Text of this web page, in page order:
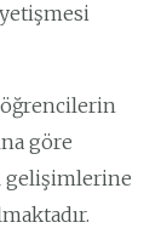
göre
gelişimlerine